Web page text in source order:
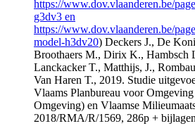
https://www.dov.vlaanderen.be/
g3dv3 en
https://www.dov.vlaanderen.be/
model-h3dv20) Deckers J., De
Broothaers M., Dirix K., Hambsch
Lanckacker T., Matthijs, J.,
Van Haren T., 2019. Studie
Vlaams Planbureau voor
Omgeving) en Vlaamse
2018/RMA/R/1569, 286p +